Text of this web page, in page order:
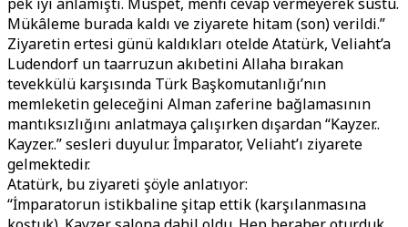
Mükâleme burada kaldı ve ziyarete hitam (son) verildi.”
Ziyaretin ertesi günü kaldıkları otelde Atatürk, Veliaht’a
Ludendorf un taarruzun akıbetini Allaha bırakan
tevekkülü karşısında Türk Başkomutanlığı’nın
memleketin geleceğini Alman zaferine bağlamasının
mantıksızlığını anlatmaya çalışırken dışardan “Kayzer..
Kayzer..” sesleri duyulur. İmparator, Veliaht’ı ziyarete
gelmektedir.
Atatürk, bu ziyareti şöyle anlatıyor:
“İmparatorun istikbaline şitap ettik (karşılanmasına